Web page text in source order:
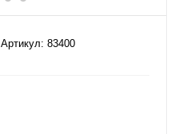
Артикул: 83400